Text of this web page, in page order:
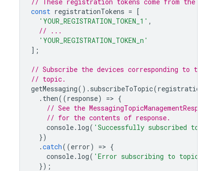
const registrationTokens = [
'YOUR_REGISTRATION_TOKEN_1' ,
// ...
'YOUR_REGISTRATION_TOKEN_n'
];
// Subscribe the devices corresponding to the
// topic.
getMessaging(). subscribeToTopic(
. then((response) => {
// See the
// for the contents of response.
console. log( 'Successfully subscribed to
})
.catch((error) => {
console. log( 'Error subscribing to topic:'
});